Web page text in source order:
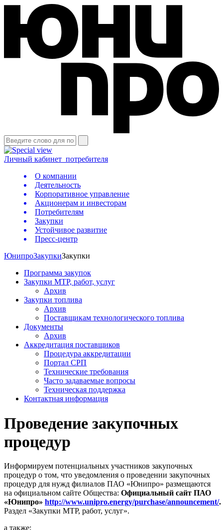
Личный кабинет потребителя
О компании
Деятельность
Корпоративное управление
Акционерам и инвесторам
Потребителям
Закупки
Устойчивое развитие
Пресс-центр
ЮнипроЗакупкиЗакупки
Программа закупок
Закупки МТР, работ, услуг
Архив
Закупки топлива
Архив
Поставщикам технологического топлива
Документы
Архив
Аккредитация поставщиков
Процедура аккредитации
Портал СРП
Технические требования
Часто задаваемые вопросы
Техническая поддержка
Контактная информация
Проведение закупочных
процедур
Информируем потенциальных участников закупочных
процедур о том, что уведомления о проведении закупочных
процедур для нужд филиалов ПАО «Юнипро» размещаются
на официальном сайте Общества: Официальный сайт ПАО
«Юнипро» http://www.unipro.energy/purchase/announcement/.
Раздел «Закупки МТР, работ, услуг».
а также: